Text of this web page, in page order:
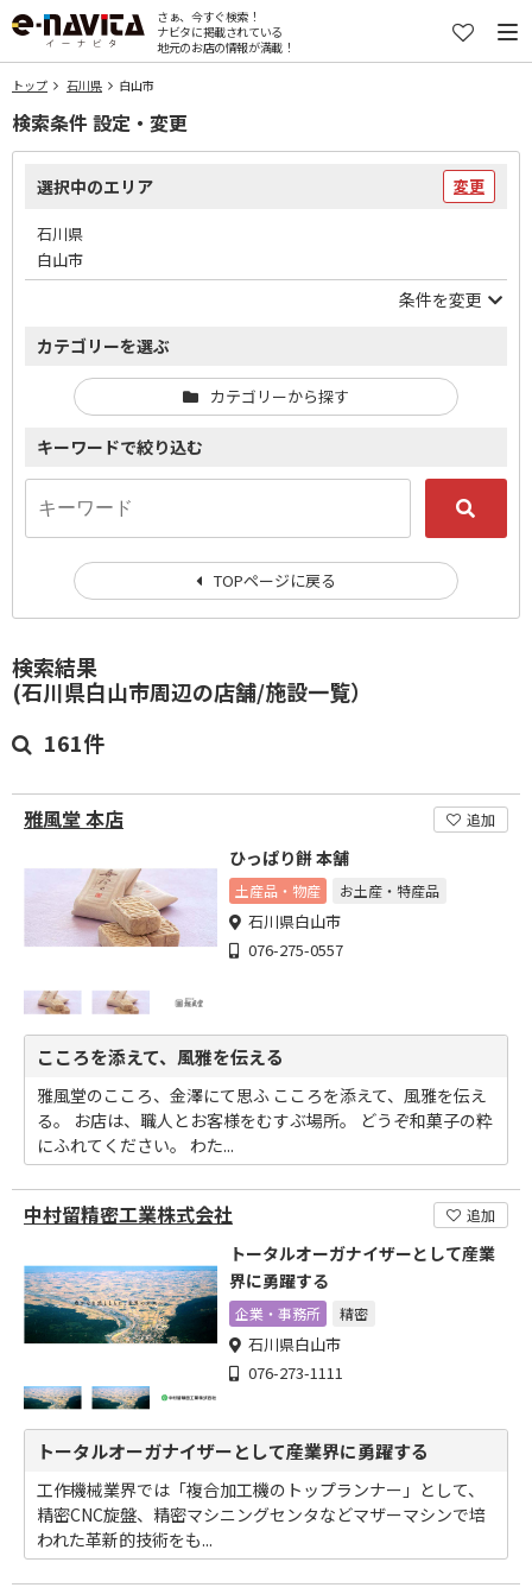
さぁ、今すぐ検索！
ナビタに掲載されている
地元のお店の情報が満載！
トップ 石川県 白山市
検索結果
(石川県白山市周辺の店舗/施設一覧）
161件
雅風堂 本店 追加
ひっぱり餅 本舗
土産品・物産 お土産・特産品
石川県白山市
076-275-0557
こころを添えて、風雅を伝える
雅風堂のこころ、金澤にて思ふ こころを添えて、風雅を伝え
る。 お店は、職人とお客様をむすぶ場所。 どうぞ和菓子の粋
にふれてください。 わた...
中村留精密工業株式会社 追加
トータルオーガナイザーとして産業
界に勇躍する
企業・事務所 精密
石川県白山市
076-273-1111
トータルオーガナイザーとして産業界に勇躍する
工作機械業界では「複合加工機のトップランナー」として、
精密CNC旋盤、精密マシニングセンタなどマザーマシンで培
われた革新的技術をも...
検索条件 設定・変更
選択中のエリア 変更
石川県
白山市
条件を変更
カテゴリーを選ぶ
カテゴリーから探す
キーワードで絞り込む
TOPページに戻る